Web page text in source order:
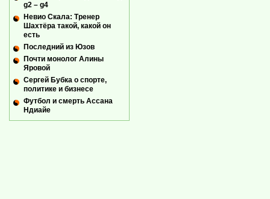
g2 – g4
Невио Скала: Тренер
Шахтёра такой, какой он
есть
Последний из Юзов
Почти монолог Алины
Яровой
Сергей Бубка о спорте,
политике и бизнесе
Футбол и смерть Ассана
Ндиайе